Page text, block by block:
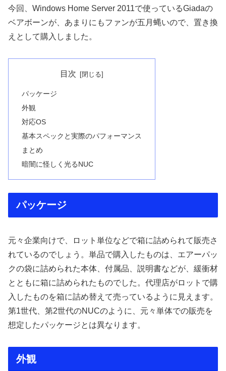
今回、Windows Home Server 2011で使っているGiadaの
ベアボーンが、あまりにもファンが五月蝿いので、置き換
えとして購入しました。
目次
パッケージ
外観
対応OS
基本スペックと実際のパフォーマンス
まとめ
暗闇に怪しく光るNUC
パッケージ
元々企業向けで、ロット単位などで箱に詰められて販売さ
れているのでしょう。単品で購入したものは、エアーパッ
クの袋に詰められた本体、付属品、説明書などが、緩衝材
とともに箱に詰められたものでした。代理店がロットで購
入したものを箱に詰め替えて売っているように見えます。
第1世代、第2世代のNUCのように、元々単体での販売を
想定したパッケージとは異なります。
外観